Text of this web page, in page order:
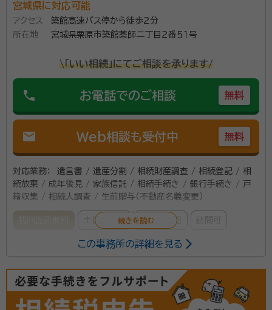
宮城県に対応可能
アクセス
築館高速バス停から徒歩2分
所在地
宮城県栗原市築館薬師二丁目２番５１号
\「いい相続」にてご相談を承ります/
phone お電話でのご相談 無料
mail Web相談も受付中 無料
対応業務：
遺言書 / 遺産分割 / 相続財産調査 / 相続登記 / 相
続放棄 / 成年後見 / 家族信託 / 相続手続き / 銀行手続き / 戸
籍収集 / 相続人調査 / 生前贈与（不動産名義変更）
土日相談可 電話相談可 訪問可
及川 正（おいかわ ただし）
司法書士、猟友会（栗原北部支部）、迫
川漁業協同組合理事、仙台法務局古川支局（登記相談員、土地の所有者不
明探索委員）、宮城県公共嘱託司法書士会理事
この事務所の詳細を見る